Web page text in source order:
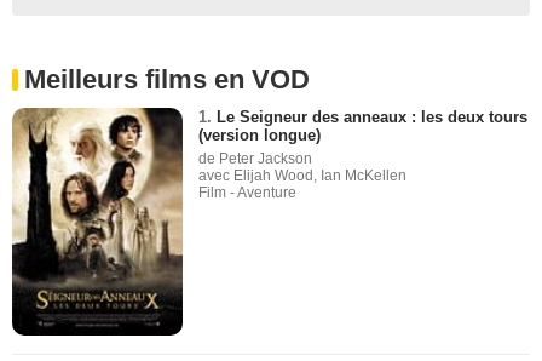
Meilleurs films en VOD
1. Le Seigneur des anneaux : les deux tours
(version longue)
de Peter Jackson
avec Elijah Wood, Ian McKellen
Film - Aventure